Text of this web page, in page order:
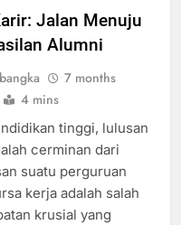
Jalan Menuju
Alumni
7 months
4 mins
tinggi, lulusan
cerminan dari
suatu perguruan
kerja adalah salah
krusial yang